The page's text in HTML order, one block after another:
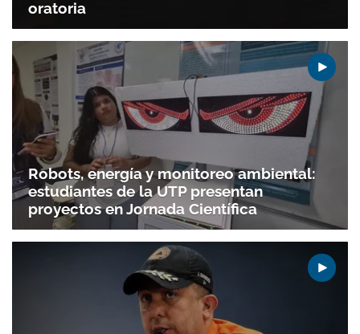
Gracias por suscribirte a nuestro boletín.
oratoria
Robots, energía y monitoreo ambiental:
estudiantes de la UTP presentan
proyectos en Jornada Científica